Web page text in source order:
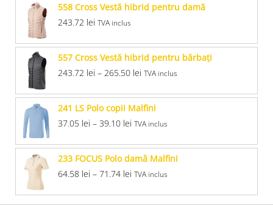
558 Cross Vestă hibrid pentru damă
243.72 lei TVA inclus
557 Cross Vestă hibrid pentru bărbaţi
243.72 lei – 265.50 lei TVA inclus
241 LS Polo copii Malfini
37.05 lei – 39.10 lei TVA inclus
233 FOCUS Polo damă Malfini
64.58 lei – 71.74 lei TVA inclus